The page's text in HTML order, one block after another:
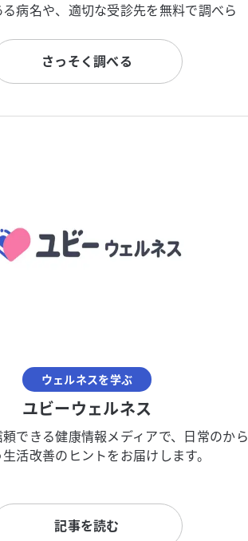
病名や、適切な受診先を無料で調べら
さっそく調べる
ウェルネスを学ぶ
ユビーウェルネス
できる健康情報メディアで、日常のから
活改善のヒントをお届けします。
記事を読む